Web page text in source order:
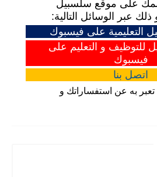
على موقع سلسبيل
عبر الوسائل التالية:
التعليمية على فيسبوك
و التعليم على
فيسبوك
اتصل بنا
تعبر به عن استفساراتك و